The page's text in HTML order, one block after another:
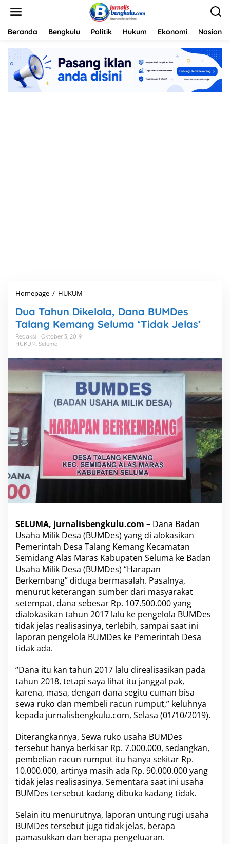
Beranda Bengkulu Politik Hukum Ekonomi Nasional
Homepage / HUKUM
a
T
a
n
i
k
e
l
l
a
,
D
a
n
a
M
e
s
T
l
a
n
g
K
e
m
a
n
l
u
m
a
'
T
d
a
k
J
e
l
a
'
Dua Tahun Dikelola, Dana BUMDes
Talang Kemang Seluma ‘Tidak Jelas’
Redaksi
Oktober 3, 2019
HUKUM, Seluma
SELUMA, jurnalisbengkulu.com – Dana Badan
Usaha Milik Desa (BUMDes) yang di alokasikan
Pemerintah Desa Talang Kemang Kecamatan
Semidang Alas Maras Kabupaten Seluma ke Badan
Usaha Milik Desa (BUMDes) “Harapan
Berkembang” diduga bermasalah. Pasalnya,
menurut keterangan sumber dari masyarakat
setempat, dana sebesar Rp. 107.500.000 yang
dialokasikan tahun 2017 lalu ke pengelola BUMDes
tidak jelas realisasinya, terlebih, sampai saat ini
laporan pengelola BUMDes ke Pemerintah Desa
tidak ada.
“Dana itu kan tahun 2017 lalu direalisasikan pada
tahun 2018, tetapi saya lihat itu janggal pak,
karena, masa, dengan dana segitu cuman bisa
sewa ruko dan membeli racun rumput,” keluhnya
kepada jurnalisbengkulu.com, Selasa (01/10/2019).
Diterangkannya, Sewa ruko usaha BUMDes
tersebut hanya berkisar Rp. 7.000.000, sedangkan,
pembelian racun rumput itu hanya sekitar Rp.
10.000.000, artinya masih ada Rp. 90.000.000 yang
tidak jelas realisasinya. Sementara saat ini usaha
BUMDes tersebut kadang dibuka kadang tidak.
Selain itu menurutnya, laporan untung rugi usaha
BUMDes tersebut juga tidak jelas, berapa
pamasukkan dan berapa pengeluaran.